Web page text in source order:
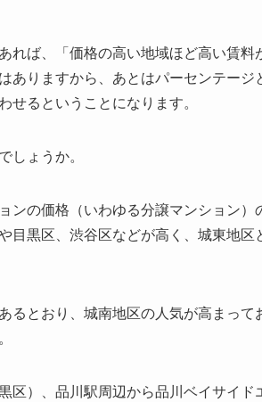
れば、「価格の高い地域ほど高い賃料
ありますから、あとはパーセンテージ
せるということになります。
しょうか。
ンの価格（いわゆる分譲マンション）
目黒区、渋谷区などが高く、城東地区
るとおり、城南地区の人気が高まって
区）、品川駅周辺から品川ベイサイド